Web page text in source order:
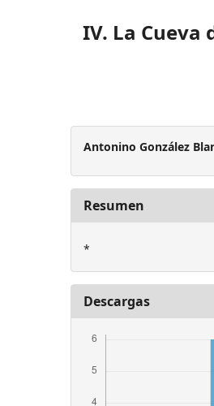
IV. La
Antonino González
Resumen
*
Descargas